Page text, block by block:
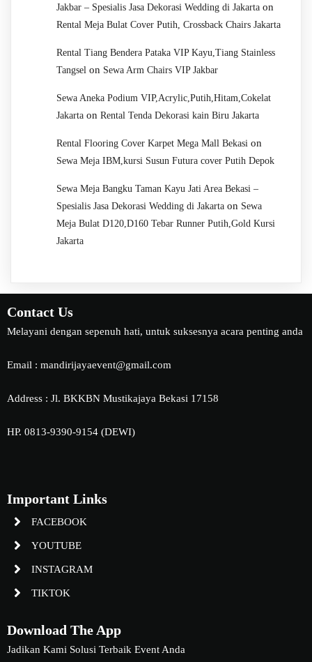
Jakbar – Spesialis Jasa Dekorasi Wedding di Jakarta on
Rental Meja Bulat Cover Putih, Crossback Chairs Jakarta
Rental Tiang Bendera Pataka VIP Kayu,Tiang Stainless
Tangsel on Sewa Arm Chairs VIP Jakbar
Sewa Aneka Podium VIP,Acrylic,Putih,Hitam,Cokelat
Jakarta on Rental Tenda Dekorasi kain Biru Jakarta
Rental Flooring Cover Karpet Mega Mall Bekasi on
Sewa Meja IBM,kursi Susun Futura cover Putih Depok
Sewa Meja Bangku Taman Kayu Jati Area Bekasi –
Spesialis Jasa Dekorasi Wedding di Jakarta on Sewa
Meja Bulat D120,D160 Tebar Runner Putih,Gold Kursi
Jakarta
Contact Us
Melayani dengan sepenuh hati, untuk suksesnya acara penting anda
Email : mandirijayaevent@gmail.com
Address : Jl. BKKBN Mustikajaya Bekasi 17158
HP. 0813-9390-9154 (DEWI)
Important Links
FACEBOOK
YOUTUBE
INSTAGRAM
TIKTOK
Download The App
Jadikan Kami Solusi Terbaik Event Anda